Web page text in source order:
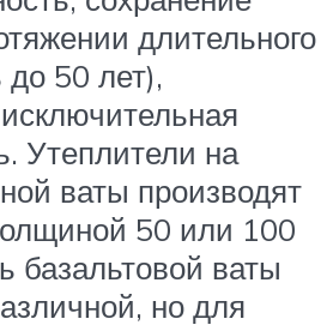
длительного
до 50 лет),
Утеплители на
ваты производят
50 или 100
базальтовой ваты
но для